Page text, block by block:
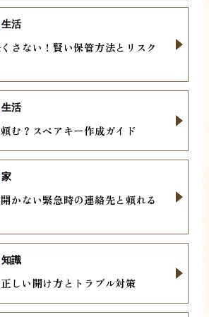
さない！賢い保管方法とリスク
生活
む？スペアキー作成ガイド
生活
かない緊急時の連絡先と頼れる
家
しい開け方とトラブル対策
知識